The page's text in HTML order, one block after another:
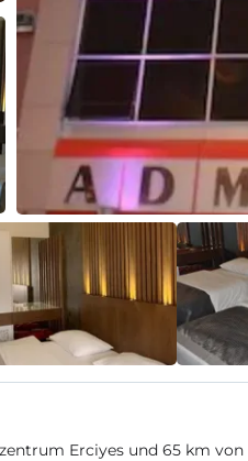
Erciyes und 65 km von